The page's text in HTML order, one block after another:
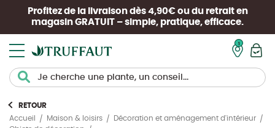
Profitez de la livraison dès 4,90€ ou du retrait en
magasin GRATUIT – simple, pratique, efficace.
RETOUR
Accueil
Maison & loisirs
Décoration et aménagement d'intérieur